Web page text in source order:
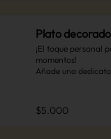
Plato decorado
¡El toque personal
momentos!
Añade una
sorprender en
merezca un
$5.000